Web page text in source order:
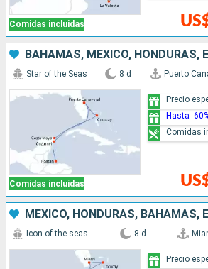
Comidas incluidas
Comidas incluidas
Star of the Seas 8 d Puerto
Precio
Hasta -
Comidas
Icon of the seas 8 d
Precio